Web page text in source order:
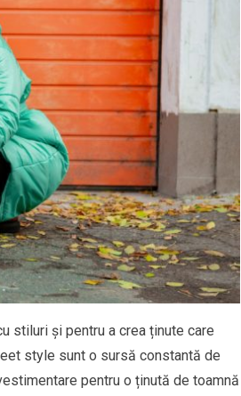
stiluri și pentru a crea ținute care
style sunt o sursă constantă de
pentru o ținută de toamnă